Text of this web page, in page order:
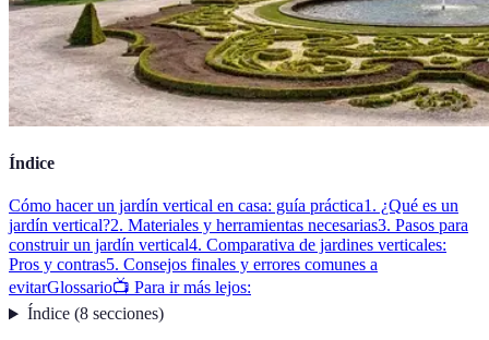
Índice
Cómo hacer un jardín vertical en casa: guía práctica1. ¿Qué es un
jardín vertical?2. Materiales y herramientas necesarias3. Pasos para
construir un jardín vertical4. Comparativa de jardines verticales:
Pros y contras5. Consejos finales y errores comunes a
evitarGlossario📺 Para ir más lejos:
Índice(8 secciones)